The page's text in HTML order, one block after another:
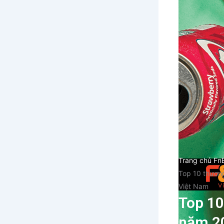
Trang chủ
Top 10
Việt Nam
Top